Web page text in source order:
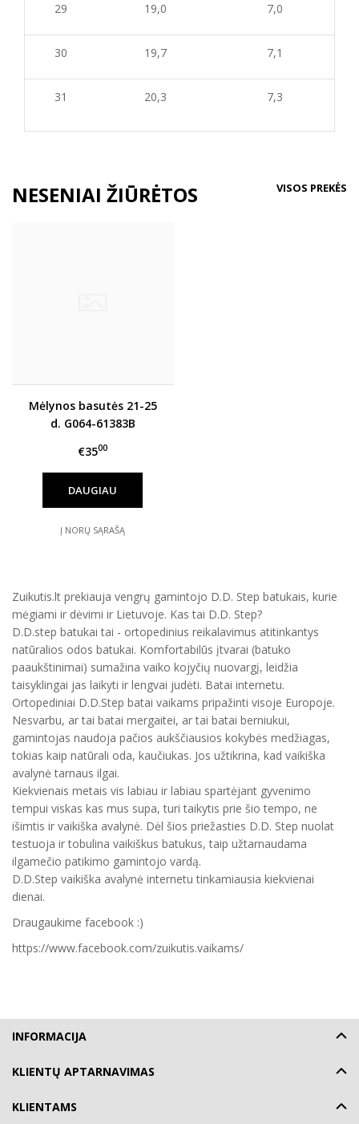
29 19,0 7,0
30 19,7 7,1
31 20,3 7,3
NESENIAI ŽIŪRĖTOS VISOS PREKĖS
Mėlynos basutės 21-25
d. G064-61383B
€3500
DAUGIAU
Į NORŲ SĄRAŠĄ
Zuikutis.lt prekiauja vengrų gamintojo D.D. Step batukais, kurie
mėgiami ir dėvimi ir Lietuvoje. Kas tai D.D. Step?
D.D.step batukai tai - ortopedinius reikalavimus atitinkantys
natūralios odos batukai. Komfortabilūs įtvarai (batuko
paaukštinimai) sumažina vaiko kojyčių nuovargį, leidžia
taisyklingai jas laikyti ir lengvai judėti. Batai internetu.
Ortopediniai D.D.Step batai vaikams pripažinti visoje Europoje.
Nesvarbu, ar tai batai mergaitei, ar tai batai berniukui,
gamintojas naudoja pačios aukščiausios kokybės medžiagas,
tokias kaip natūrali oda, kaučiukas. Jos užtikrina, kad vaikiška
avalynė tarnaus ilgai.
Kiekvienais metais vis labiau ir labiau spartėjant gyvenimo
tempui viskas kas mus supa, turi taikytis prie šio tempo, ne
išimtis ir vaikiška avalynė. Dėl šios priežasties D.D. Step nuolat
testuoja ir tobulina vaikiškus batukus, taip užtarnaudama
ilgamečio patikimo gamintojo vardą.
D.D.Step vaikiška avalynė internetu tinkamiausia kiekvienai
dienai.
Draugaukime facebook :)
https://www.facebook.com/zuikutis.vaikams/
INFORMACIJA
KLIENTŲ APTARNAVIMAS
KLIENTAMS